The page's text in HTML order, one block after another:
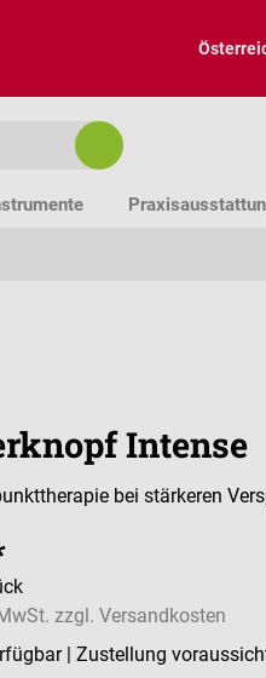
Intense
bei stärkeren
zzgl. Versandkosten
| Zustellung